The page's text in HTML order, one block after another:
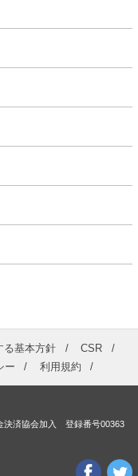
る基本方針
CSR
ー 利用規約
済協会加入 登録番号00363